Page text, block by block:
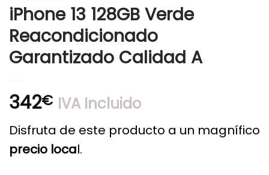
iPhone 13 128GB Verde
Reacondicionado
Garantizado Calidad A
342€ IVA Incluido
Disfruta de este producto a un magnífico
precio local.